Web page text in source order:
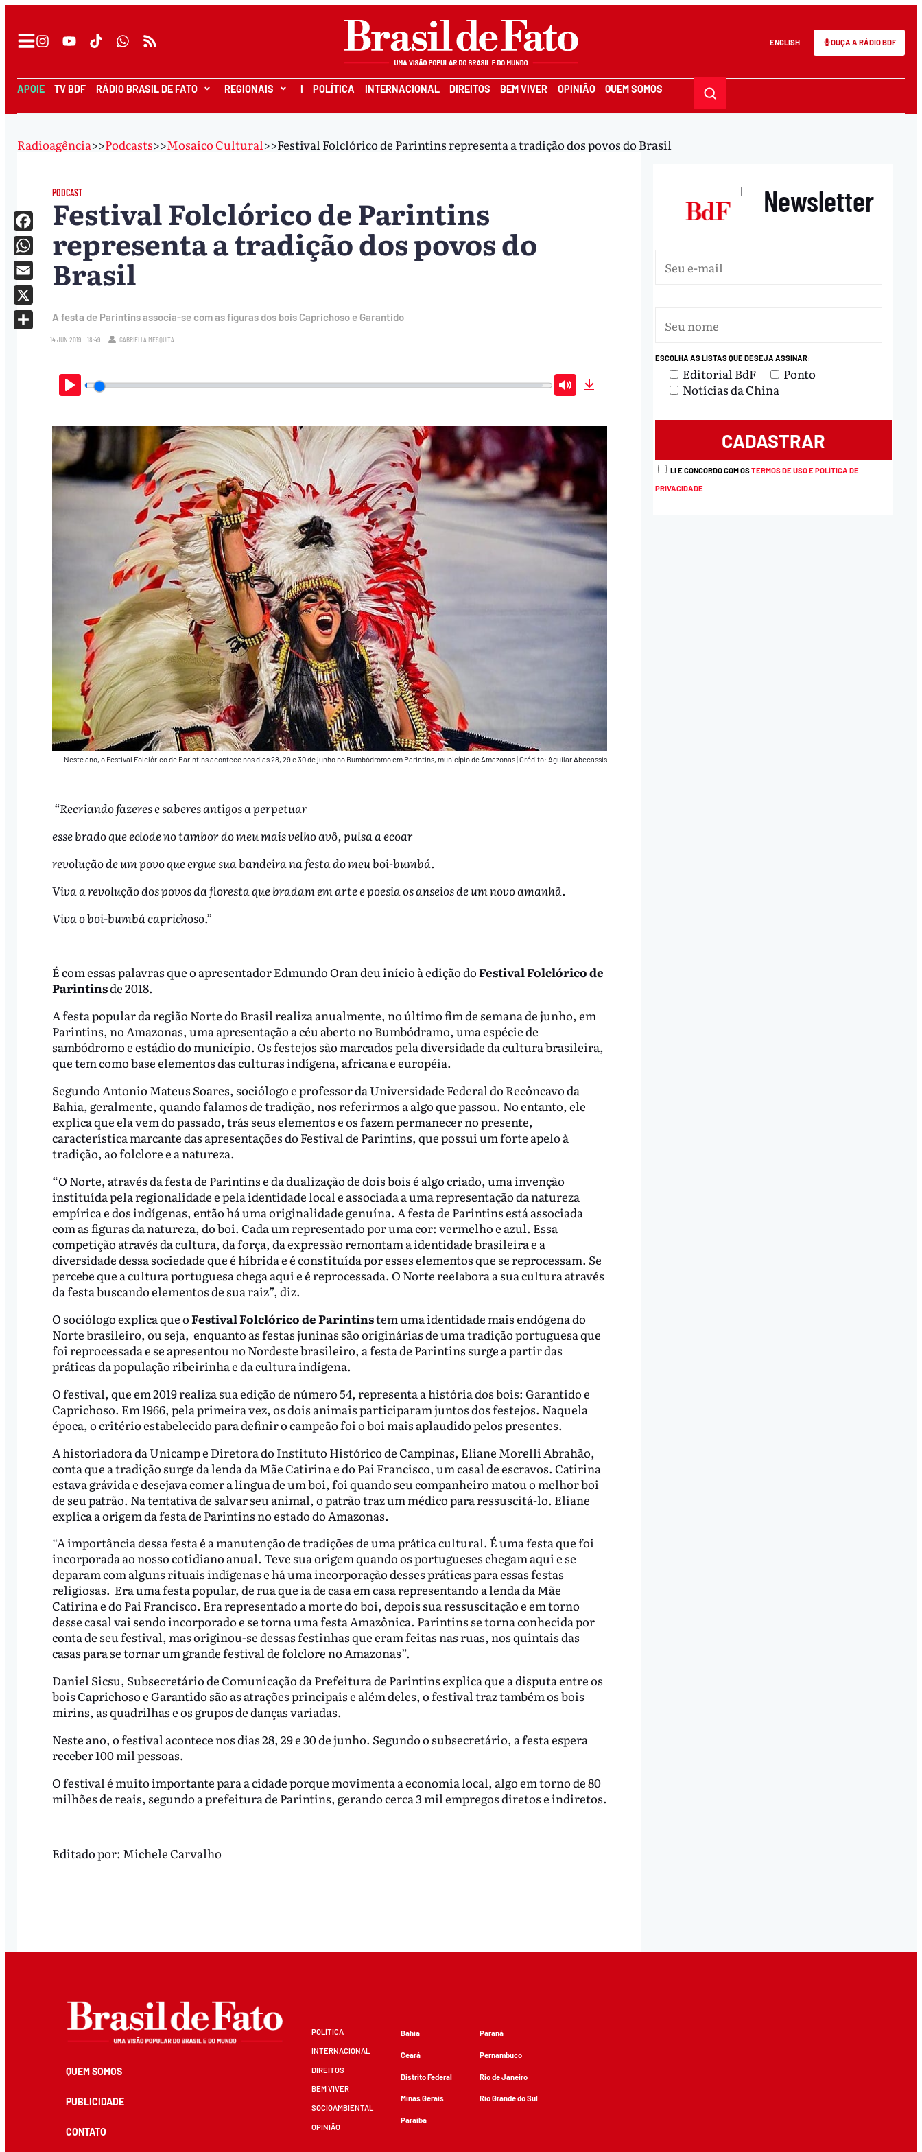
ENGLISH OUÇA A RÁDIO BDF
APOIE TV BDF RÁDIO BRASIL DE FATO REGIONAIS I POLÍTICA INTERNACIONAL DIREITOS BEM VIVER OPINIÃO QUEM SOMOS
Radioagência>>Podcasts>>Mosaico Cultural>>Festival Folclórico de Parintins representa a tradição dos povos do Brasil
PODCAST
Festival Folclórico de Parintins
representa a tradição dos povos do
Brasil
A festa de Parintins associa-se com as figuras dos bois Caprichoso e Garantido
14.JUN.2019 - 18:49 GABRIELLA MESQUITA
Play Mute
Neste ano, o Festival Folclórico de Parintins acontece nos dias 28, 29 e 30 de junho no Bumbódromo em Parintins, município de Amazonas Crédito: Aguilar Abecassis
“Recriando fazeres e saberes antigos a perpetuar
esse brado que eclode no tambor do meu mais velho avô, pulsa a ecoar
revolução de um povo que ergue sua bandeira na festa do meu boi-bumbá.
Viva a revolução dos povos da floresta que bradam em arte e poesia os anseios de um novo amanhã.
Viva o boi-bumbá caprichoso.”
É com essas palavras que o apresentador Edmundo Oran deu início à edição doFestival Folclórico de
Parintinsde 2018.
A festa popular da região Norte do Brasil realiza anualmente, no último fim de semana de junho, em
Parintins, no Amazonas, uma apresentação a céu aberto no Bumbódramo, uma espécie de
sambódromo e estádio do município. Os festejos são marcados pela diversidade da cultura brasileira,
que tem como base elementos das culturas indígena, africana e européia.
SegundoAntonio Mateus Soares, sociólogo e professor da Universidade Federal do Recôncavo da
Bahia, geralmente, quando falamos de tradição, nos referirmos a algo que passou. No entanto, ele
explica que ela vem do passado, trás seus elementos e os fazem permanecer no presente,
característica marcante das apresentações do Festival de Parintins, que possui um forte apelo à
tradição, ao folclore e a natureza.
“O Norte, através da festa de Parintins e da dualização de dois bois é algo criado, uma invenção
instituída pela regionalidade e pela identidade local e associada a uma representação da natureza
empírica e dos indígenas, então há uma originalidade genuína. A festa de Parintins está associada
com as figuras da natureza, do boi. Cada um representado por uma cor: vermelho e azul. Essa
competição através da cultura, da força, da expressão remontam a identidade brasileira e a
diversidade dessa sociedade que é híbrida e é constituída por esses elementos que se reprocessam. Se
percebe que a cultura portuguesa chega aqui e é reprocessada. O Norte reelabora a sua cultura através
da festa buscando elementos de sua raiz”, diz.
O sociólogo explica que oFestival Folclórico de Parintinstem uma identidade mais endógena do
Norte brasileiro, ou seja, enquanto as festas juninas são originárias de uma tradição portuguesa que
foi reprocessada e se apresentou no Nordeste brasileiro, a festa de Parintins surge a partir das
práticas da população ribeirinha e da cultura indígena.
O festival, que em 2019 realiza sua edição de número 54, representa a história dos bois: Garantido e
Caprichoso. Em 1966, pela primeira vez, os dois animais participaram juntos dos festejos. Naquela
época, o critério estabelecido para definir o campeão foi o boi mais aplaudido pelos presentes.
Ahistoriadora da Unicamp e Diretora do Instituto Histórico de Campinas, Eliane Morelli Abrahão,
conta que a tradição surge da lenda da Mãe Catirina e do Pai Francisco, um casal de escravos. Catirina
estava grávida e desejava comer a língua de um boi, foi quando seu companheiro matou o melhor boi
de seu patrão. Na tentativa de salvar seu animal, o patrão traz um médico para ressuscitá-lo. Eliane
explica a origem da festa de Parintins no estado do Amazonas.
“A importância dessa festa é a manutenção de tradições de uma prática cultural. É uma festa que foi
incorporada ao nosso cotidiano anual. Teve sua origem quando os portugueses chegam aqui e se
deparam com alguns rituais indígenas e há uma incorporação desses práticas para essas festas
religiosas. Era uma festa popular, de rua que ia de casa em casa representando a lenda da Mãe
Catirina e do Pai Francisco. Era representado a morte do boi, depois sua ressuscitação e em torno
desse casal vai sendo incorporado e se torna uma festa Amazônica. Parintins se torna conhecida por
conta de seu festival, mas originou-se dessas festinhas que eram feitas nas ruas, nos quintais das
casas para se tornar um grande festival de folclore no Amazonas”.
Daniel Sicsu, Subsecretário de Comunicação da Prefeitura de Parintins explica que a disputa entre os
bois Caprichoso e Garantido são as atrações principais e além deles, o festival traz também os bois
mirins, as quadrilhas e os grupos de danças variadas.
Neste ano, o festival acontece nos dias 28, 29 e 30 de junho. Segundo o subsecretário, a festa espera
receber 100 mil pessoas.
O festival é muito importante para a cidade porque movimenta a economia local, algo em torno de 80
milhões de reais, segundo a prefeitura de Parintins, gerando cerca 3 mil empregos diretos e indiretos.
Facebook
WhatsApp
Email
X
Editado por: Michele Carvalho
| Newsletter
ESCOLHA AS LISTAS QUE DESEJA ASSINAR:
Editorial BdF
Ponto
Notícias da China
LI E CONCORDO COM OSTERMOS DE USO E POLÍTICA DE
PRIVACIDADE
QUEM SOMOS
PUBLICIDADE
CONTATO
POLÍTICA
INTERNACIONAL
DIREITOS
BEM VIVER
SOCIOAMBIENTAL
OPINIÃO
Bahia
Ceará
Distrito Federal
Minas Gerais
Paraíba
Paraná
Pernambuco
Rio de Janeiro
Rio Grande do Sul